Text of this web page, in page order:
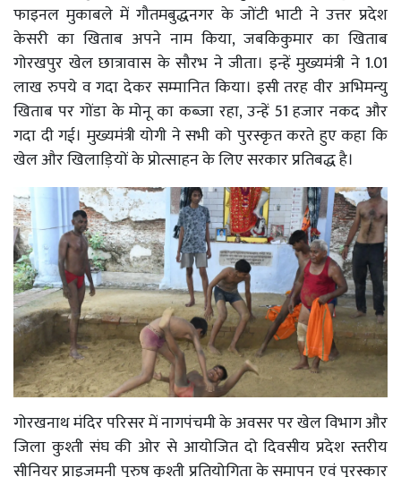
फाइनल मुकाबले में गौतमबुद्धनगर के जोंटी भाटी ने उत्तर प्रदेश
केसरी का खिताब अपने नाम किया, जबकिकुमार का खिताब
गोरखपुर खेल छात्रावास के सौरभ ने जीता। इन्हें मुख्यमंत्री ने 1.01
लाख रुपये व गदा देकर सम्मानित किया। इसी तरह वीर अभिमन्यु
खिताब पर गोंडा के मोनू का कब्जा रहा, उन्हें 51 हजार नकद और
गदा दी गई। मुख्यमंत्री योगी ने सभी को पुरस्कृत करते हुए कहा कि
खेल और खिलाड़ियों के प्रोत्साहन के लिए सरकार प्रतिबद्ध है।
गोरखनाथ मंदिर परिसर में नागपंचमी के अवसर पर खेल विभाग और
जिला कुश्ती संघ की ओर से आयोजित दो दिवसीय प्रदेश स्तरीय
सीनियर प्राइजमनी पुरुष कुश्ती प्रतियोगिता के समापन एवं पुरस्कार